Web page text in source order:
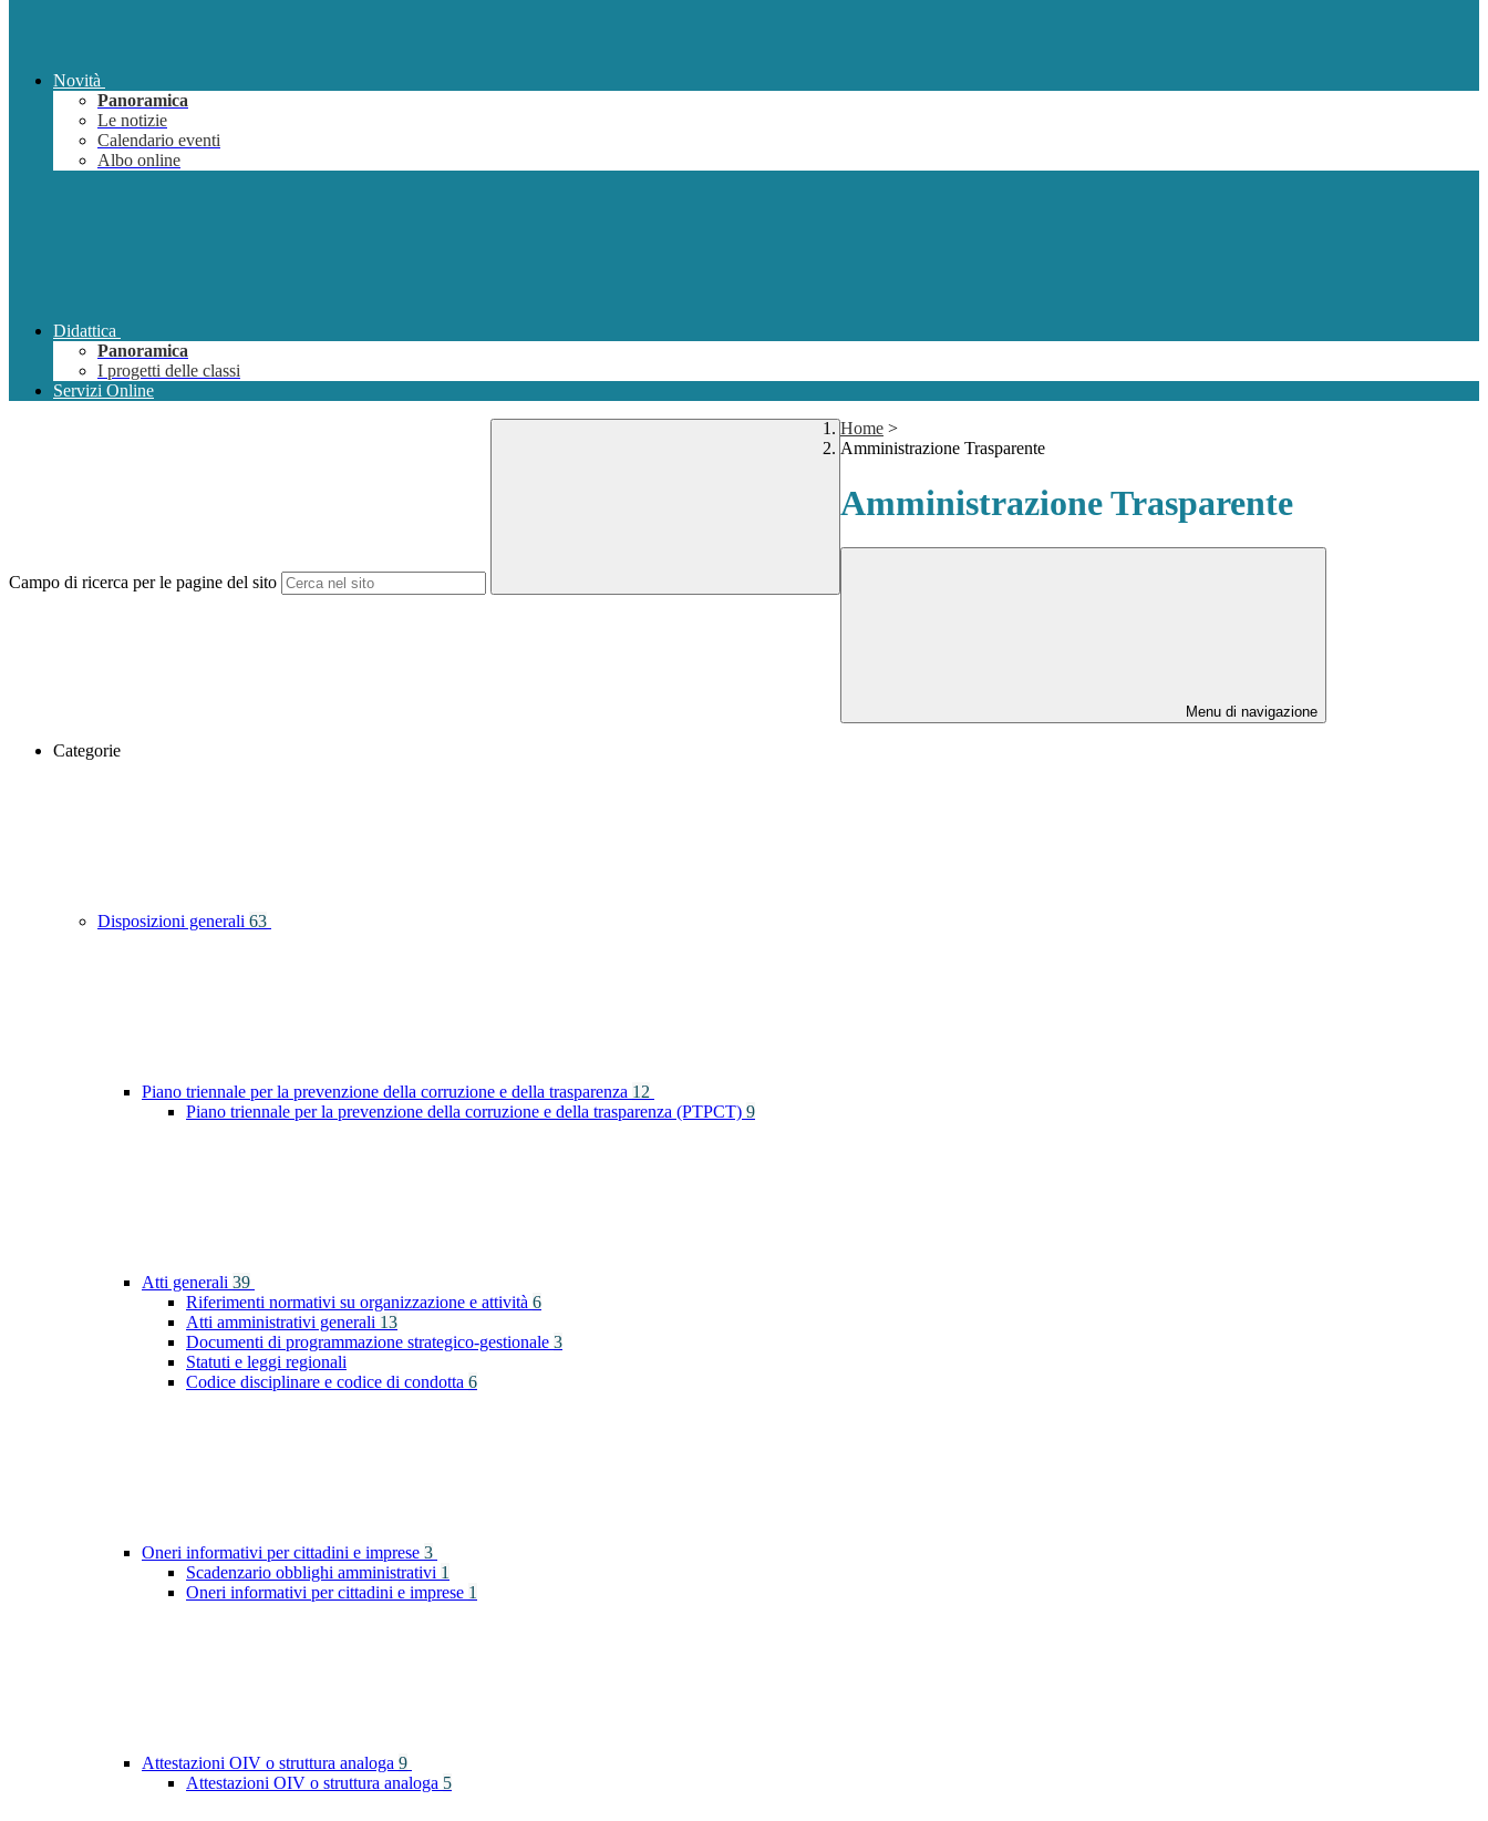
Novità
Panoramica
Le notizie
Calendario eventi
Albo online
Didattica
Panoramica
I progetti delle classi
Servizi Online
Campo di ricerca per le pagine del sito
Home >
Amministrazione Trasparente
Amministrazione Trasparente
Menu di navigazione
Categorie
Disposizioni generali 63
Piano triennale per la prevenzione della corruzione e della trasparenza 12
Piano triennale per la prevenzione della corruzione e della trasparenza (PTPCT) 9
Atti generali 39
Riferimenti normativi su organizzazione e attività 6
Atti amministrativi generali 13
Documenti di programmazione strategico-gestionale 3
Statuti e leggi regionali
Codice disciplinare e codice di condotta 6
Oneri informativi per cittadini e imprese 3
Scadenzario obblighi amministrativi 1
Oneri informativi per cittadini e imprese 1
Attestazioni OIV o struttura analoga 9
Attestazioni OIV o struttura analoga 5